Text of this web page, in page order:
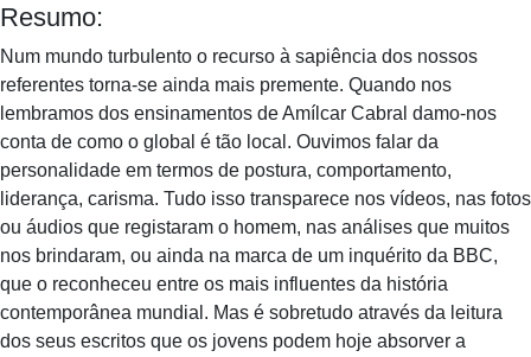
Resumo:
Num mundo turbulento o recurso à sapiência dos nossos
referentes torna-se ainda mais premente. Quando nos
lembramos dos ensinamentos de Amílcar Cabral damo-nos
conta de como o global é tão local. Ouvimos falar da
personalidade em termos de postura, comportamento,
liderança, carisma. Tudo isso transparece nos vídeos, nas fotos
ou áudios que registaram o homem, nas análises que muitos
nos brindaram, ou ainda na marca de um inquérito da BBC,
que o reconheceu entre os mais influentes da história
contemporânea mundial. Mas é sobretudo através da leitura
dos seus escritos que os jovens podem hoje absorver a